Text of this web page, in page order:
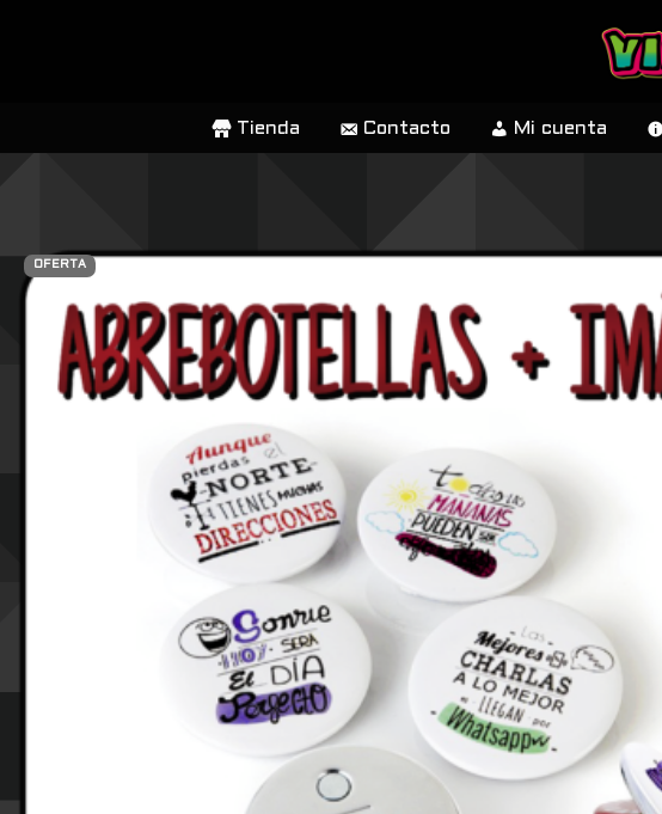
Tienda Contacto Mi cuenta
OFERTA